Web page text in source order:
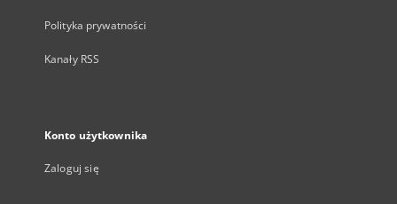
Polityka prywatności
Kanały RSS
Konto użytkownika
Zaloguj się